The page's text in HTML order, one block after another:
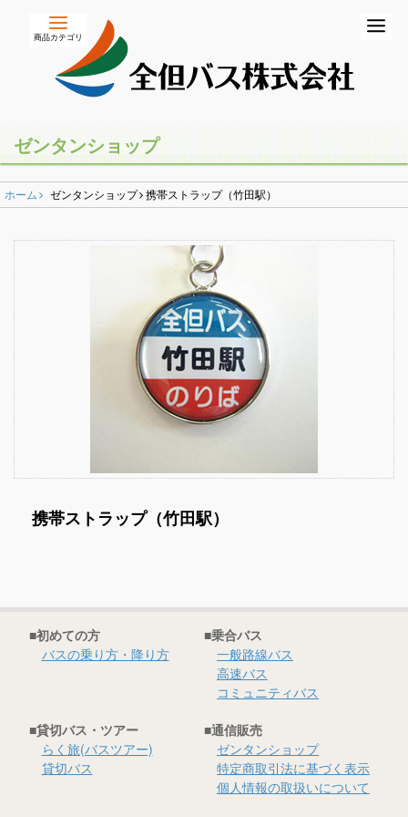
ホーム
バスの乗り方・降り方
乗合バス（路線バス・高速バス）
コミュニティバス
貸切バス・ツアー
らく旅
貸切バス
ゼンタンショップ
指定管理等
バス広告
ゼンタンショップ
ホーム ゼンタンショップ 携帯ストラップ（竹田駅）
商品カテゴリ
携帯ストラップ（竹田駅）
■初めての方
バスの乗り方・降り方
■乗合バス
一般路線バス
高速バス
コミュニティバス
■貸切バス・ツアー
らく旅(バスツアー)
貸切バス
■通信販売
ゼンタンショップ
特定商取引法に基づく表示
個人情報の取扱いについて